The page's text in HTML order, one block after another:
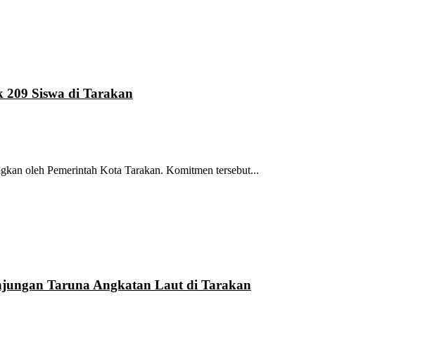
209 Siswa di Tarakan
oleh Pemerintah Kota Tarakan. Komitmen tersebut...
Taruna Angkatan Laut di Tarakan